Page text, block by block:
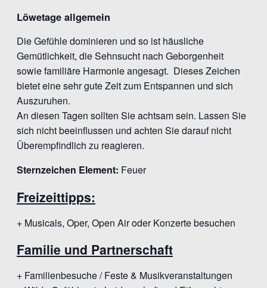
Löwetage allgemein
Die Gefühle dominieren und so ist häusliche
Gemütlichkeit, die Sehnsucht nach Geborgenheit
sowie familiäre Harmonie angesagt. Dieses Zeichen
bietet eine sehr gute Zeit zum Entspannen und sich
Auszuruhen.
An diesen Tagen sollten Sie achtsam sein. Lassen Sie
sich nicht beeinflussen und achten Sie darauf nicht
Überempfindlich zu reagieren.
Sternzeichen Element: Feuer
Freizeittipps:
+ Musicals, Oper, Open Air oder Konzerte besuchen
Familie und Partnerschaft
+ Familienbesuche / Feste & Musikveranstaltungen